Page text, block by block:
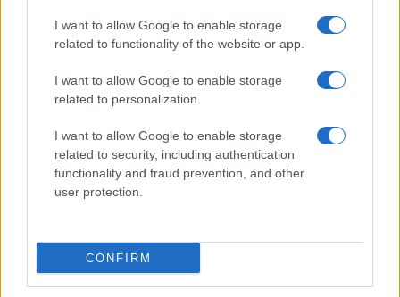
I want to allow Google to enable storage
related to functionality of the website or app.
I want to allow Google to enable storage
related to personalization.
I want to allow Google to enable storage
related to security, including authentication
functionality and fraud prevention, and other
user protection.
CONFIRM
Toxinas en aves: señales clínicas y pautas de
prevención para rescatistas
Lucía Fernández · 6 Ago 2026
AVES